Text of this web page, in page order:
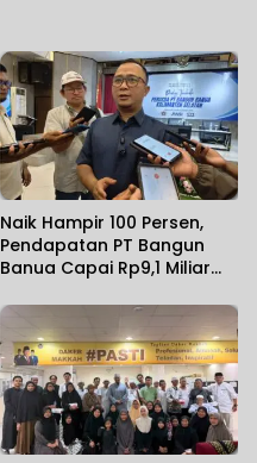
Naik Hampir 100 Persen,
Pendapatan PT Bangun
Banua Capai Rp9,1 Miliar